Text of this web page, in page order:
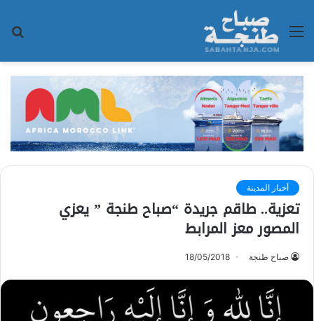
القائمة
أخبار المدينة
تعزية.. طاقم جريدة “صباح طنجة ” يعزي
المصور معز المرابط
صباح طنجة 18/05/2018